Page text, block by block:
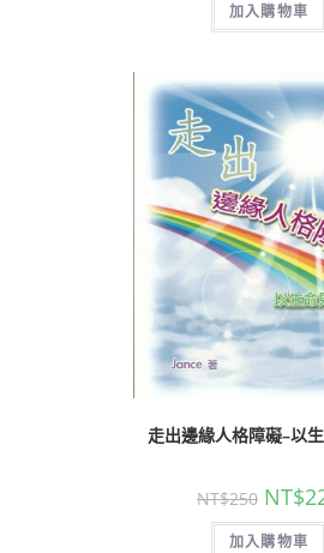
加入購物車
走出邊緣人格障礙–以
NT$250 NT$
加入購物車